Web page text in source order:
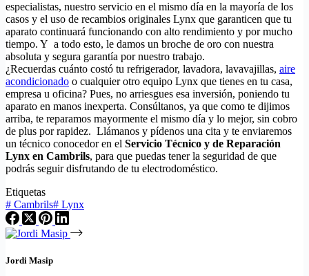
especialistas, nuestro servicio en el mismo día en la mayoría de los
casos y el uso de recambios originales Lynx que garanticen que tu
aparato continuará funcionando con alto rendimiento y por mucho
tiempo. Y a todo esto, le damos un broche de oro con nuestra
absoluta y segura garantía por nuestro trabajo.
¿Recuerdas cuánto costó tu refrigerador, lavadora, lavavajillas, aire
acondicionado o cualquier otro equipo Lynx que tienes en tu casa,
empresa u oficina? Pues, no arriesgues esa inversión, poniendo tu
aparato en manos inexperta. Consúltanos, ya que como te dijimos
arriba, te reparamos mayormente el mismo día y lo mejor, sin cobro
de plus por rapidez. Llámanos y pídenos una cita y te enviaremos
un técnico conocedor en el Servicio Técnico y de Reparación
Lynx en Cambrils, para que puedas tener la seguridad de que
podrás seguir disfrutando de tu electrodoméstico.
Etiquetas
# Cambrils# Lynx
Jordi Masip